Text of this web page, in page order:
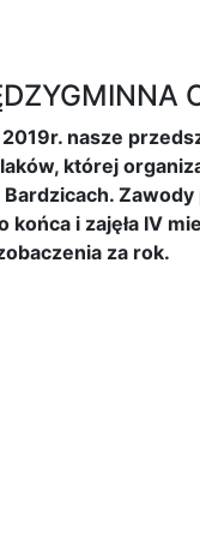
nasze
której
Bardzicach.
końca i zajęła IV
za rok.